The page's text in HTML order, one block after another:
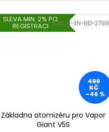
SLEVA MIN. 2% PO
REGISTRACI
499
KČ
–46 %
Základna atomizéru pro Vapor
Giant V5S
Kód: V-SN-ND-2799